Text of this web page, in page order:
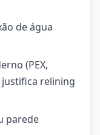
de água
(PEX,
justifica relining
parede